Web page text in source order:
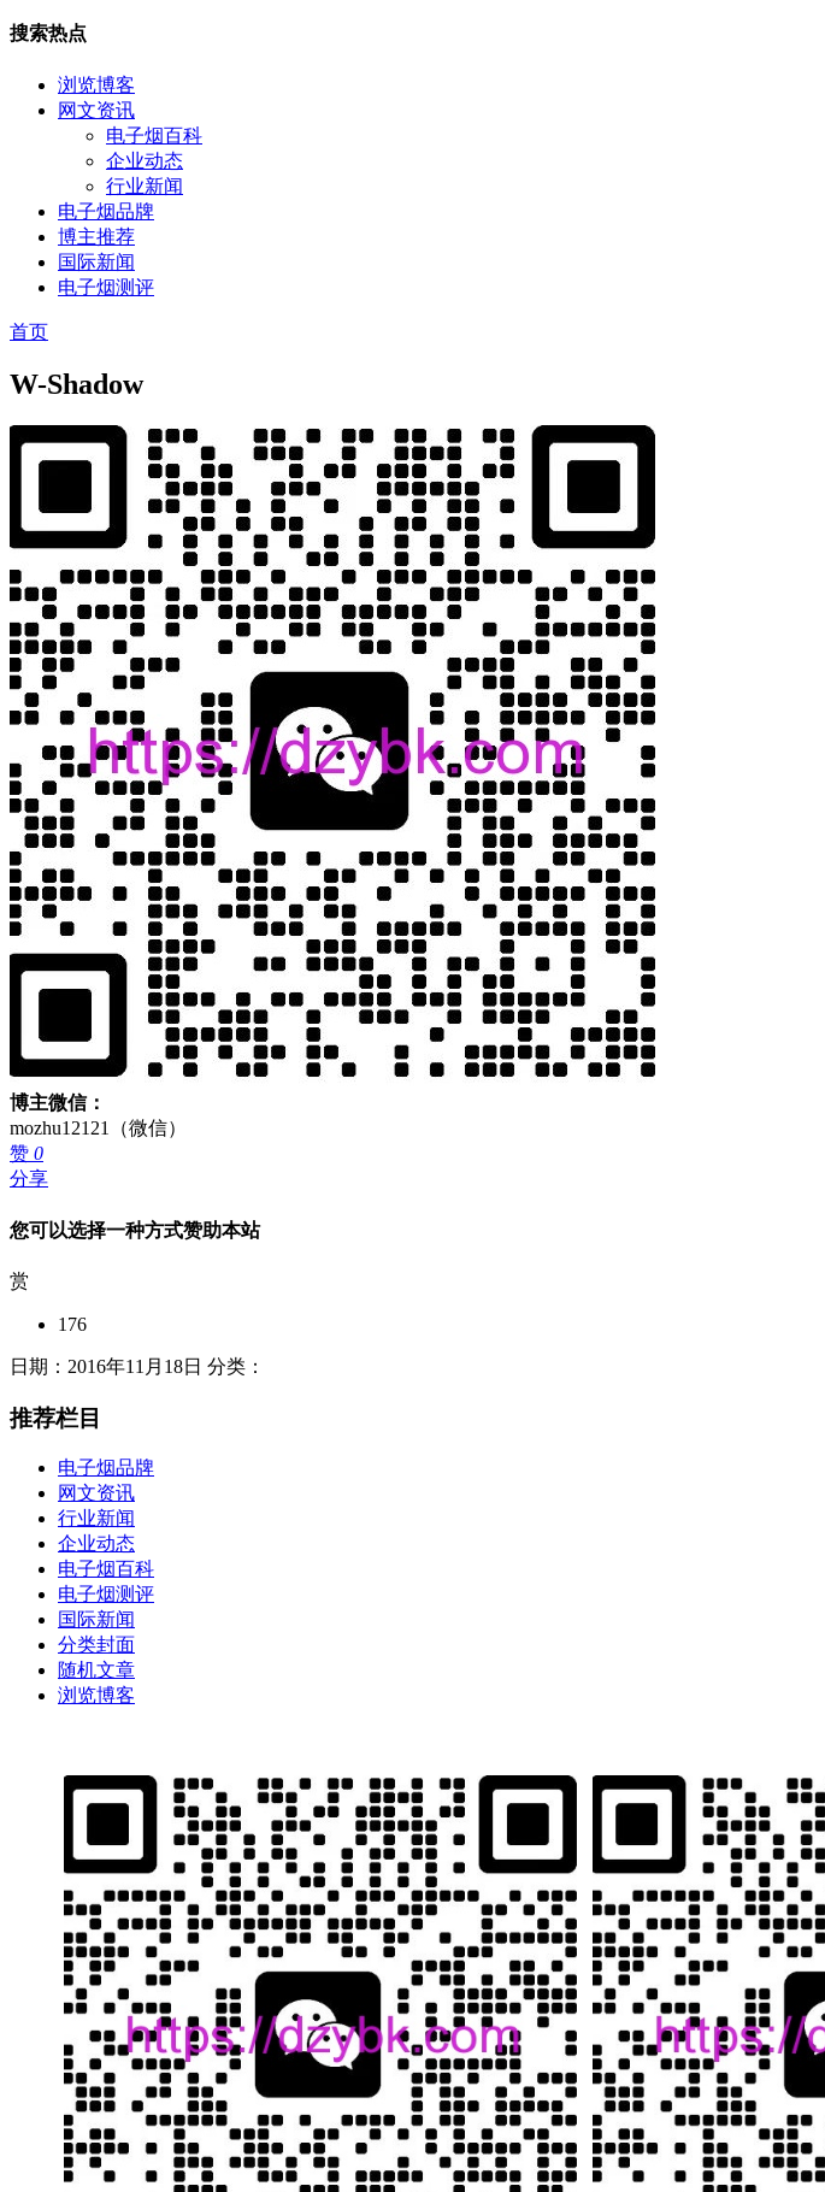
搜索热点
浏览博客
网文资讯
电子烟百科
企业动态
行业新闻
电子烟品牌
博主推荐
国际新闻
电子烟测评
首页
W-Shadow
博主微信：
mozhu12121（微信）
赞 0
分享
您可以选择一种方式赞助本站
赏
176
日期：2016年11月18日 分类：
推荐栏目
电子烟品牌
网文资讯
行业新闻
企业动态
电子烟百科
电子烟测评
国际新闻
分类封面
随机文章
浏览博客